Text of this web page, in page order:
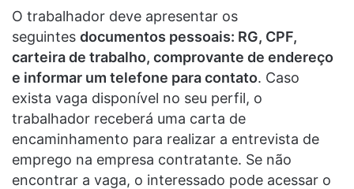
O trabalhador deve apresentar os
seguintes documentos pessoais: RG, CPF,
carteira de trabalho, comprovante de endereço
e informar um telefone para contato. Caso
exista vaga disponível no seu perfil, o
trabalhador receberá uma carta de
encaminhamento para realizar a entrevista de
emprego na empresa contratante. Se não
encontrar a vaga, o interessado pode acessar o